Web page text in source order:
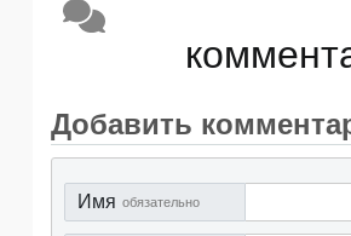
Добавить
Имя обязательно